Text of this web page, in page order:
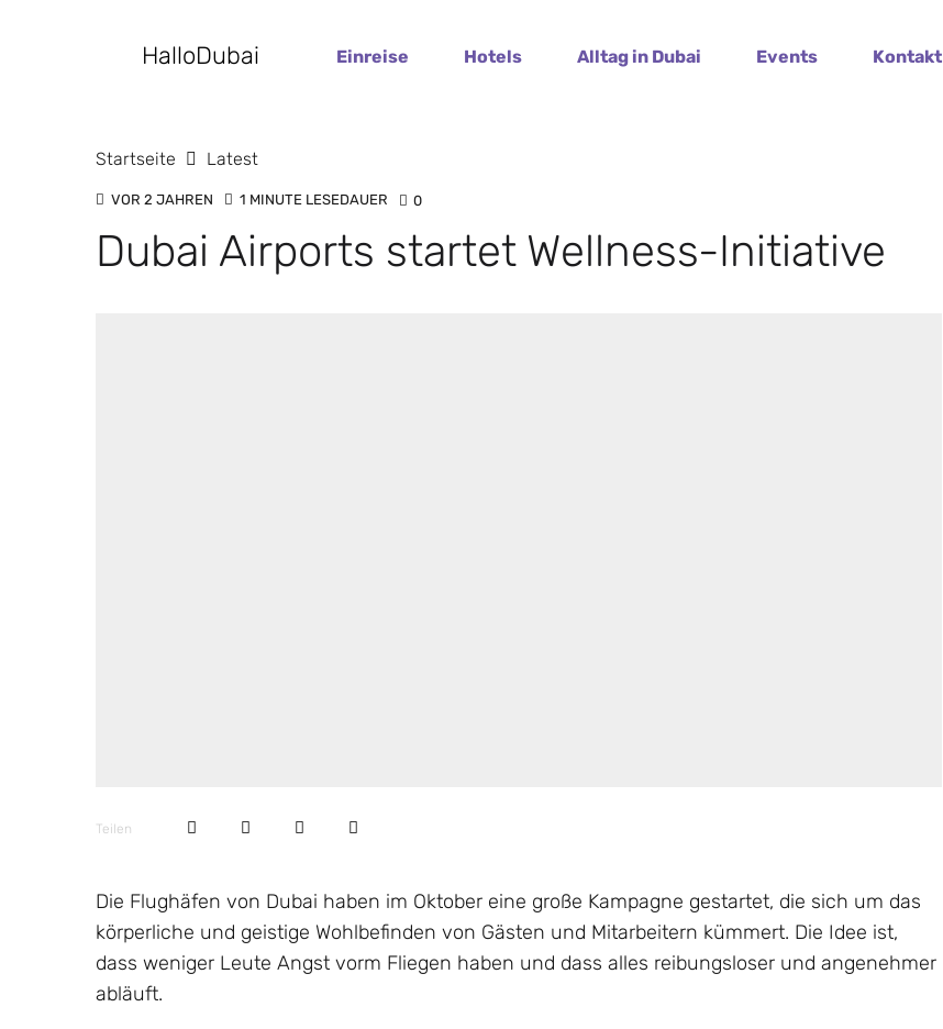
HalloDubai Einreise Hotels Alltag in Dubai Events Kontakt
Startseite Latest
VOR 2 JAHREN 1 MINUTE LESEDAUER 0
Dubai Airports startet Wellness-Initiative
Teilen
Die Flughäfen von Dubai haben im Oktober eine große Kampagne gestartet, die sich um das
körperliche und geistige Wohlbefinden von Gästen und Mitarbeitern kümmert. Die Idee ist,
dass weniger Leute Angst vorm Fliegen haben und dass alles reibungsloser und angenehmer
abläuft.